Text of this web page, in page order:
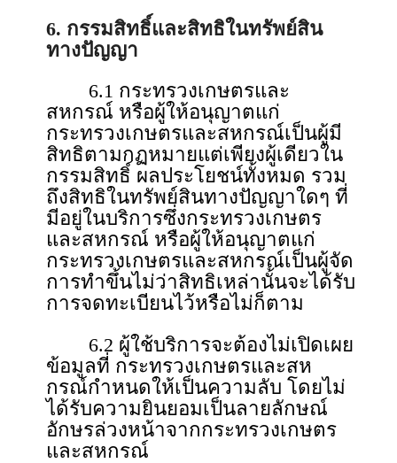
6. กรรมสิทธิ์และสิทธิในทรัพย์สิน
ทางปัญญา
6.1 กระทรวงเกษตรและ
สหกรณ์ หรือผู้ให้อนุญาตแก่
กระทรวงเกษตรและสหกรณ์เป็นผู้มี
สิทธิตามกฏหมายแต่เพียงผู้เดียวใน
กรรมสิทธิ์ ผลประโยชน์ทั้งหมด รวม
ถึงสิทธิในทรัพย์สินทางปัญญาใดๆ ที่
มีอยู่ในบริการซึ่งกระทรวงเกษตร
และสหกรณ์ หรือผู้ให้อนุญาตแก่
กระทรวงเกษตรและสหกรณ์เป็นผู้จัด
การทําขึ้นไม่ว่าสิทธิเหล่านั้นจะได้รับ
การจดทะเบียนไว้หรือไม่ก็ตาม
6.2 ผู้ใช้บริการจะต้องไม่เปิดเผย
ข้อมูลที่ กระทรวงเกษตรและสห
กรณ์กําหนดให้เป็นความลับ โดยไม่
ได้รับความยินยอมเป็นลายลักษณ์
อักษรล่วงหน้าจากกระทรวงเกษตร
และสหกรณ์